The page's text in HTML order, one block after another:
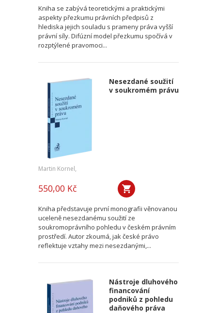
Kniha se zabývá teoretickými a praktickými
aspekty přezkumu právních předpisů z
hlediska jejich souladu s prameny práva vyšší
právní síly. Difúzní model přezkumu spočívá v
rozptýlené pravomoci...
Nesezdané soužití
v soukromém právu
Martin Kornel,
550,00 Kč
Kniha představuje první monografii věnovanou
uceleně nesezdanému soužití ze
soukromoprávního pohledu v českém právním
prostředí. Autor zkoumá, jak české právo
reflektuje vztahy mezi nesezdanými,...
Nástroje dluhového
financování
podniků z pohledu
daňového práva